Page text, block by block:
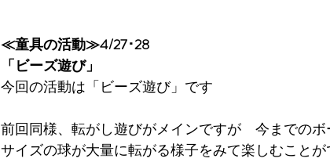
≪童具の活動≫4/27･28
「ビーズ遊び」
今回の活動は「ビーズ遊び」です
前回同様、転がし遊びがメインですが　今までの
サイズの球が大量に転がる様子をみて楽しむことが